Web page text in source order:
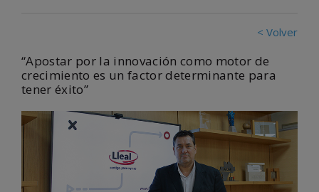
< Volver
“Apostar por la innovación como motor de
crecimiento es un factor determinante para
tener éxito”